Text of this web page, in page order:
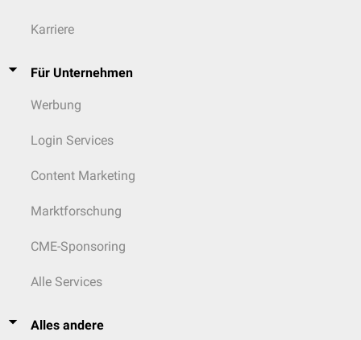
Karriere
Für Unternehmen
Werbung
Login Services
Content Marketing
Marktforschung
CME-Sponsoring
Alle Services
Alles andere